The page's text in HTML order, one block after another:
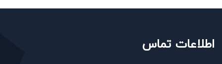
اطلاعات تماس